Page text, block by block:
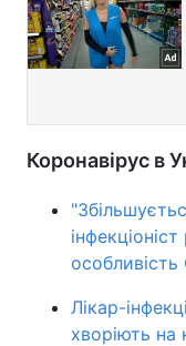
Коронавірус в
особливість
Лікар-
хворіють на